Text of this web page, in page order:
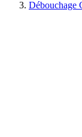
Débouchage